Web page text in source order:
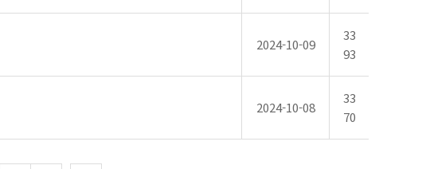
2024-10-09
33
93
2024-10-08
33
70